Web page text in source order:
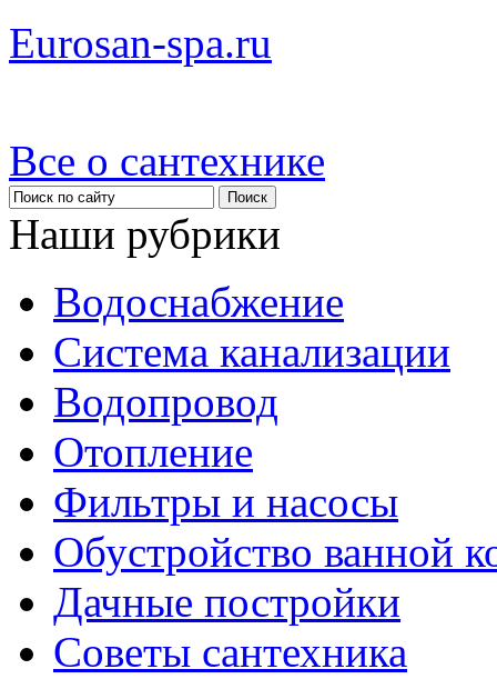
Eurosan-spa.ru
Все о сантехнике
Наши рубрики
Водоснабжение
Система канализации
Водопровод
Отопление
Фильтры и насосы
Обустройство ванной
Дачные постройки
Советы сантехника